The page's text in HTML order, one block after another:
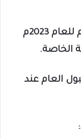
– الطالب المقبول في القبول العام للعام 2023م
الخاصة.
العام عند